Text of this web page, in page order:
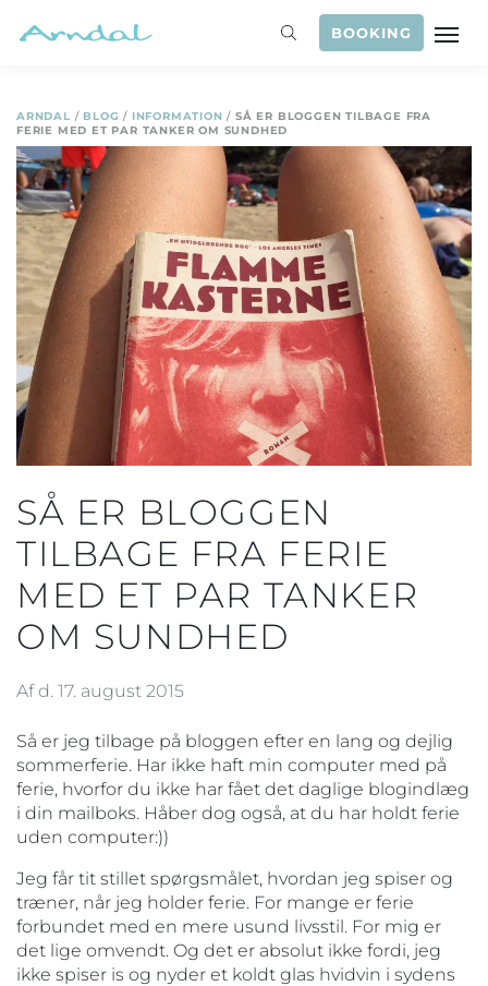
BOOKING
ARNDAL / BLOG / INFORMATION /SÅ ER BLOGGEN TILBAGE FRA
FERIE MED ET PAR TANKER OM SUNDHED
SÅ ER BLOGGEN
TILBAGE FRA FERIE
MED ET PAR TANKER
OM SUNDHED
Af d. 17. august 2015
Så er jeg tilbage på bloggen efter en lang og dejlig
sommerferie. Har ikke haft min computer med på
ferie, hvorfor du ikke har fået det daglige blogindlæg
i din mailboks. Håber dog også, at du har holdt ferie
uden computer:))
Jeg får tit stillet spørgsmålet, hvordan jeg spiser og
træner, når jeg holder ferie. For mange er ferie
forbundet med en mere usund livsstil. For mig er
det lige omvendt. Og det er absolut ikke fordi, jeg
ikke spiser is og nyder et koldt glas hvidvin i sydens